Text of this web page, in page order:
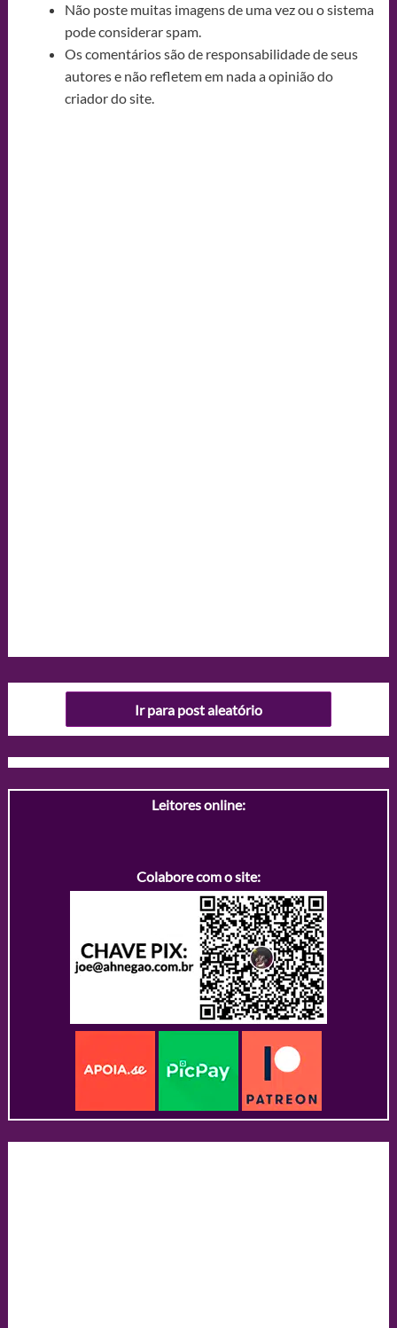
Não poste muitas imagens de uma vez ou o sistema
pode considerar spam.
Os comentários são de responsabilidade de seus
autores e não refletem em nada a opinião do
criador do site.
Ir para post aleatório
Leitores online:
Colabore com o site: